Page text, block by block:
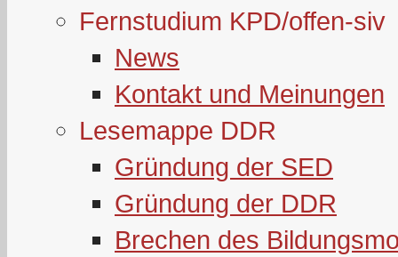
Fernstudium KPD/offen-siv
News
Kontakt und Meinungen
Lesemappe DDR
Gründung der SED
Gründung der DDR
Brechen des